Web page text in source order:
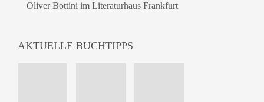
Oliver Bottini im Literaturhaus Frankfurt
AKTUELLE BUCHTIPPS